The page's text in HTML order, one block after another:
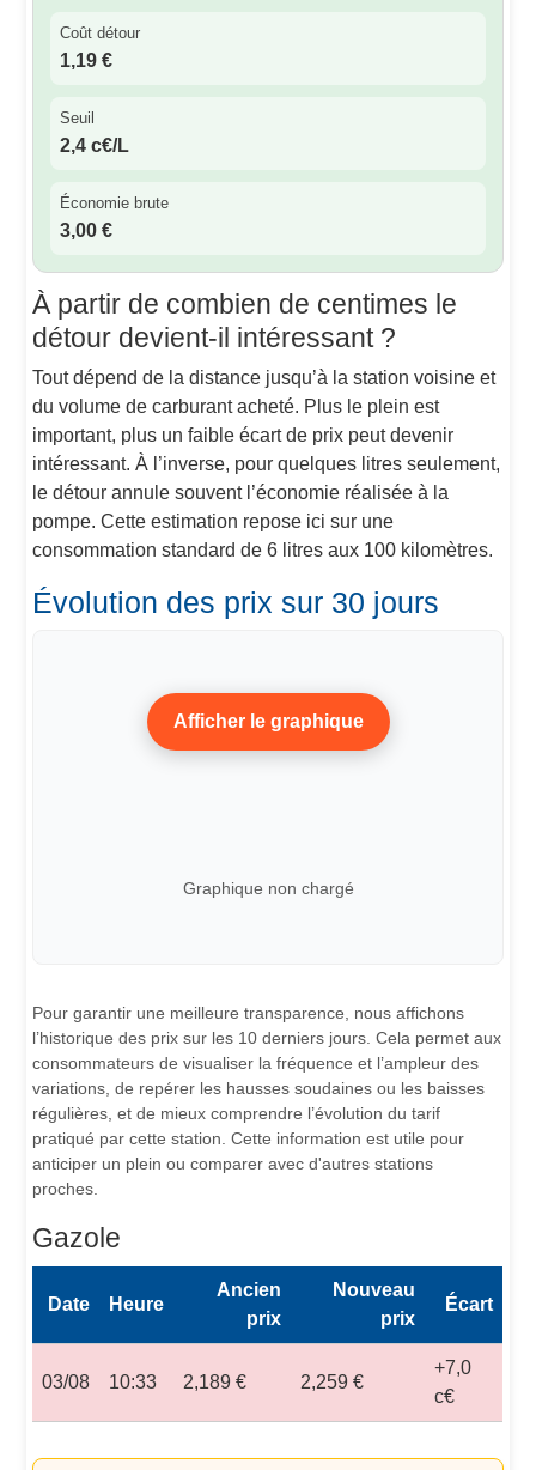
Coût détour
1,19 €
Seuil
2,4 c€/L
Économie brute
3,00 €
À partir de combien de centimes le
détour devient-il intéressant ?
Tout dépend de la distance jusqu’à la station voisine et
du volume de carburant acheté. Plus le plein est
important, plus un faible écart de prix peut devenir
intéressant. À l’inverse, pour quelques litres seulement,
le détour annule souvent l’économie réalisée à la
pompe. Cette estimation repose ici sur une
consommation standard de 6 litres aux 100 kilomètres.
Évolution des prix sur 30 jours
Afficher le graphique
Graphique non chargé
Pour garantir une meilleure transparence, nous affichons
l’historique des prix sur les 10 derniers jours. Cela permet aux
consommateurs de visualiser la fréquence et l’ampleur des
variations, de repérer les hausses soudaines ou les baisses
régulières, et de mieux comprendre l’évolution du tarif
pratiqué par cette station. Cette information est utile pour
anticiper un plein ou comparer avec d'autres stations
proches.
Gazole
Date Heure
Ancien
prix
Nouveau
prix
Écart
03/08 10:33 2,189 € 2,259 €
+7,0
c€